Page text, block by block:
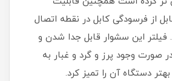
درجه کابل از فرسودگی کابل در نقطه اتصال
فیلتر این سشوار قابل جدا شدن و
وجود پرز و گرد و غبار به
دستگاه آن را تمیز کرد.